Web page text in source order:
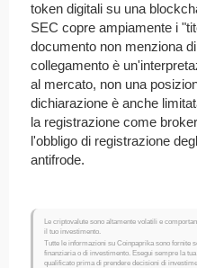
token digitali su una
SEC copre ampiamente i
documento non menziona
collegamento è
al mercato, non una
dichiarazione è anche
la registrazione come
l'obbligo di registrazione
antifrode.
Le criptovalute sono altamente volatili e
il tuo investimento.
Tutte le informazioni su Coinpaprika sono fornite
finanziaria o di investimento. Esegui sempre la
qualificato prima di prendere decisioni di